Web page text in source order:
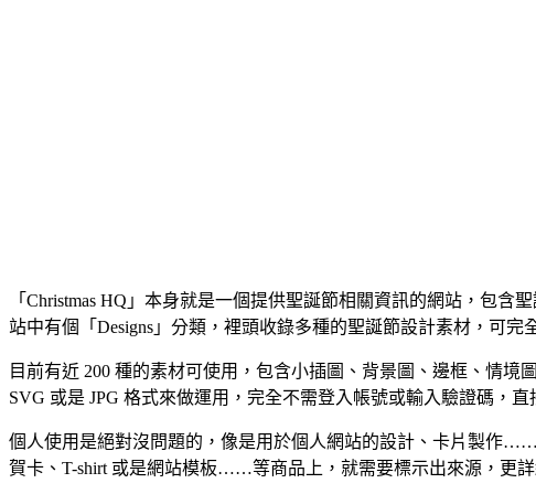
「Christmas HQ」本身就是一個提供聖誕節相關資訊的網站，包
站中有個「Designs」分類，裡頭收錄多種的聖誕節設計素材，可完
目前有近 200 種的素材可使用，包含小插圖、背景圖、邊框、情
SVG 或是 JPG 格式來做運用，完全不需登入帳號或輸入驗證碼，
個人使用是絕對沒問題的，像是用於個人網站的設計、卡片製作
賀卡、T-shirt 或是網站模板……等商品上，就需要標示出來源，更